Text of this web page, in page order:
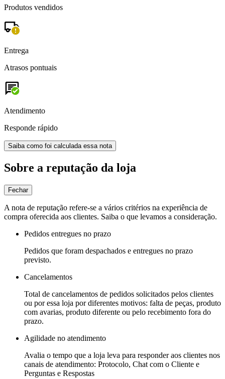
Produtos vendidos
Entrega
Atrasos pontuais
Atendimento
Responde rápido
Saiba como foi calculada essa nota
Sobre a reputação da loja
Fechar
A nota de reputação refere-se a vários critérios na experiência de
compra oferecida aos clientes. Saiba o que levamos a consideração.
Pedidos entregues no prazo
Pedidos que foram despachados e entregues no prazo
previsto.
Cancelamentos
Total de cancelamentos de pedidos solicitados pelos clientes
ou por essa loja por diferentes motivos: falta de peças, produto
com avarias, produto diferente ou pelo recebimento fora do
prazo.
Agilidade no atendimento
Avalia o tempo que a loja leva para responder aos clientes nos
canais de atendimento: Protocolo, Chat com o Cliente e
Perguntas e Respostas